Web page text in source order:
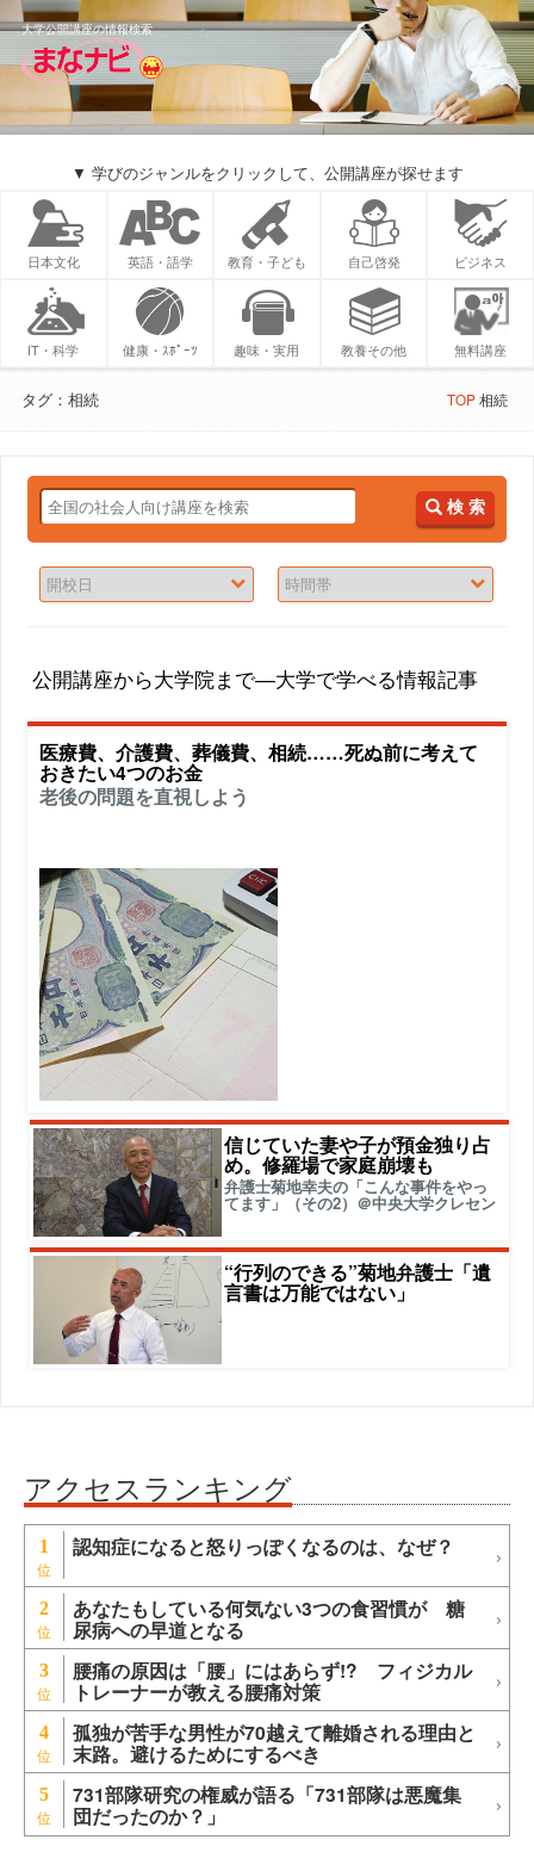
大学公開講座の情報検索
▼ 学びのジャンルをクリックして、公開講座が探せます
日本文化 英語・語学 教育・子ども 自己啓発 ビジネス
IT・科学 健康・ｽﾎﾟｰﾂ 趣味・実用 教養その他 無料講座
タグ：相続 TOP相続
検 索
公開講座から大学院まで―大学で学べる情報記事
医療費、介護費、葬儀費、相続……死ぬ前に考えて
おきたい4つのお金
老後の問題を直視しよう
信じていた妻や子が預金独り占
め。修羅場で家庭崩壊も
弁護士菊地幸夫の「こんな事件をやっ
てます」（その2）＠中央大学クレセン
“行列のできる”菊地弁護士「遺
言書は万能ではない」
アクセスランキング
1 認知症になると怒りっぽくなるのは、なぜ？
2 あなたもしている何気ない3つの食習慣が 糖
尿病への早道となる
3 腰痛の原因は「腰」にはあらず!? フィジカル
トレーナーが教える腰痛対策
4 孤独が苦手な男性が70越えて離婚される理由と
末路。避けるためにするべき
5 731部隊研究の権威が語る「731部隊は悪魔集
団だったのか？」